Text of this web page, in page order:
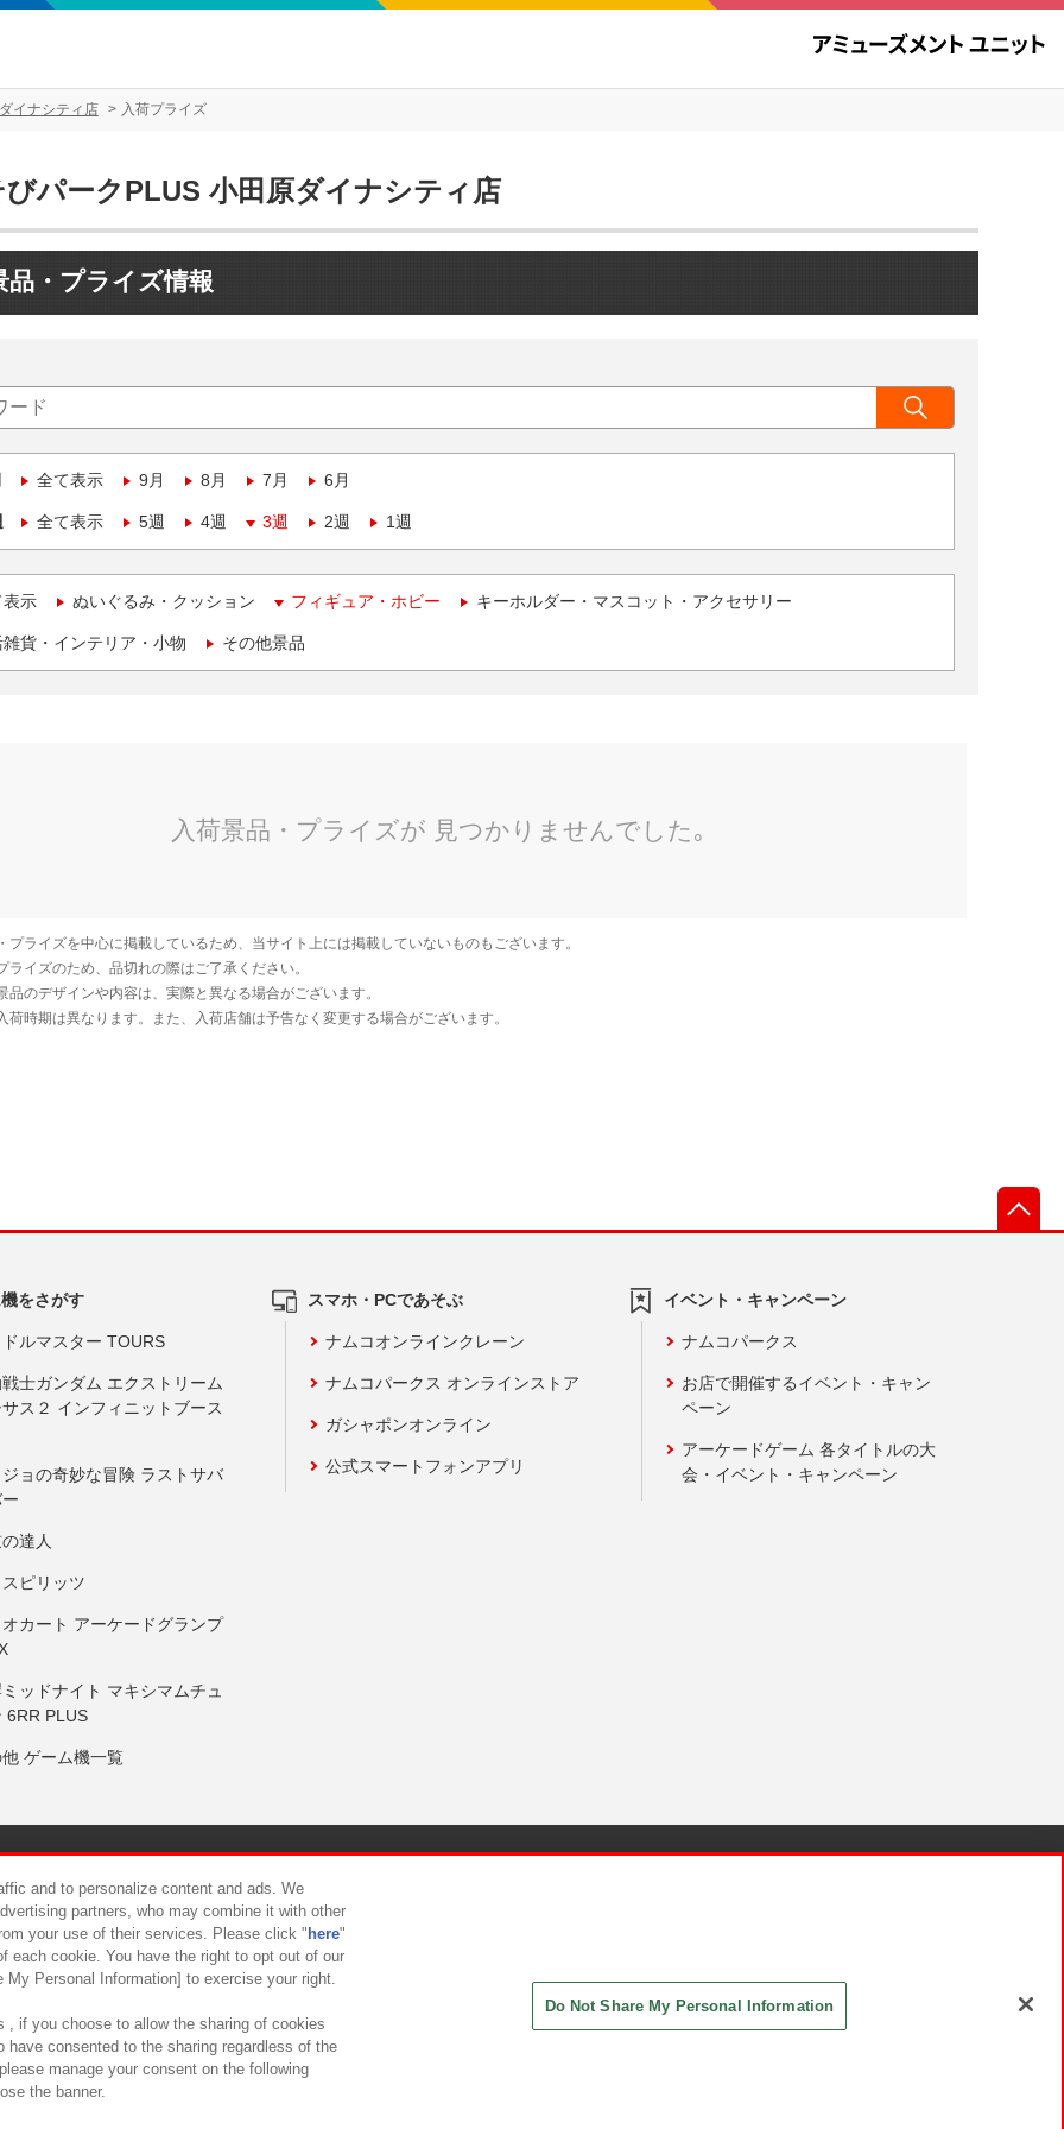
イナシティ店 入荷プライズ
パークPLUS 小田原ダイナシティ店
品・プライズ情報
全て表示 9月 8月 7月 6月
全て表示 5週 4週 3週 2週 1週
表示 ぬいぐるみ・クッション フィギュア・ホビー キーホルダー・マスコット・アクセサリー
貨・インテリア・小物 その他景品
をさがす
ルマスター TOURS
士ガンダム エクストリーム
ス２ インフィニットブース
ョの奇妙な冒険 ラストサバ
達人
ピリッツ
カート アーケードグランプ
ッドナイト マキシマムチュ
6RR PLUS
ゲーム機一覧
スマホ・PCであそぶ
ナムコオンラインクレーン
ナムコパークス オンラインストア
ガシャポンオンライン
公式スマートフォンアプリ
イベント・キャンペーン
ナムコパークス
お店で開催するイベント・キャン
ペーン
アーケードゲーム 各タイトルの大
会・イベント・キャンペーン
について カスタマーハラスメント対応方針
and to personalize content and ads. We
partners, who may combine it with other
your use of their services. Please click " here"
each cookie. You have the right to opt out of our
Personal Information] to exercise your right.
, if you choose to allow the sharing of cookies
have consented to the sharing regardless of the
manage your consent on the following
the banner.
Do Not Share My Personal Information